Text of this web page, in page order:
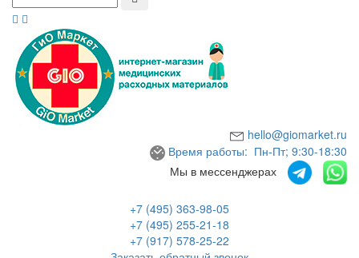
hello@giomarket.ru
Время работы: Пн-Пт; 9:30-18:30
Мы в мессенджерах
+7 (495) 363-98-05
+7 (495) 255-21-18
+7 (917) 578-25-22